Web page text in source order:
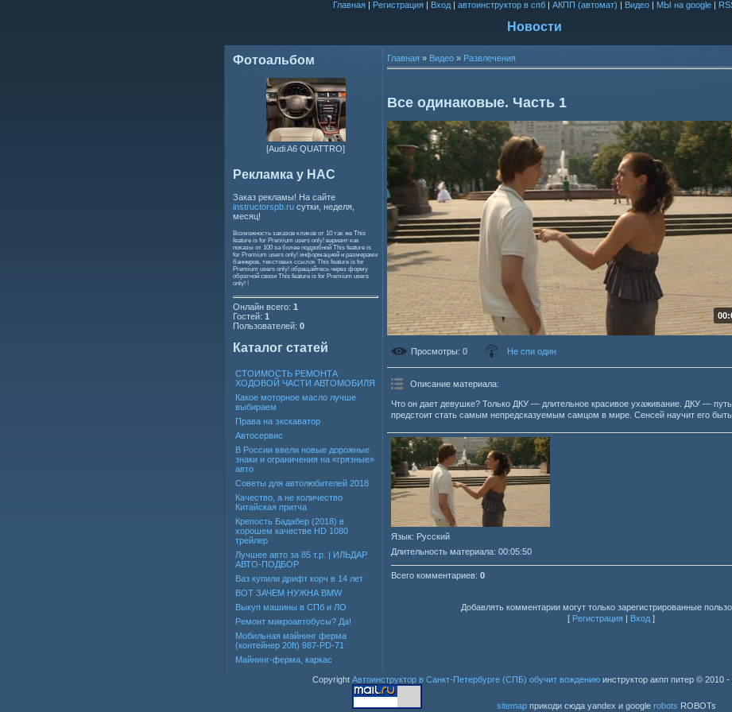
Главная| Регистрация| Вход| автоинструктор в спб| АКПП (автомат) | Видео| МЫ на google|
Новости
Фотоальбом
[Audi A6 QUATTRO]
Рекламка у НАС
Заказ рекламы! На сайте
instructorspb.ru сутки, неделя,
месяц!
Возможность заказов кликов от 10 так же This
feature is for Premium users only! вариант как
показы от 100 за более подробной This feature is
for Premium users only! информацией и размерами
баннеров, текстовых ссылок This feature is for
Premium users only! обращайтесь через форму
обратной связи This feature is for Premium users
only! !
Онлайн всего: 1
Гостей: 1
Пользователей: 0
Каталог статей
СТОИМОСТЬ РЕМОНТА
ХОДОВОЙ ЧАСТИ АВТОМОБИЛЯ
Какое моторное масло лучше
выбираем
Права на экскаватор
Автосервис
В России ввели новые дорожные
знаки и ограничения на «грязные»
авто
Советы для автолюбителей 2018
Качество, а не количество
Китайская притча
Крепость Бадабер (2018) в
хорошем качестве HD 1080
трейлер
Лучшее авто за 85 т.р. | ИЛЬДАР
АВТО-ПОДБОР
Ваз купили дрифт корч в 14 лет
ВОТ ЗАЧЕМ НУЖНА BMW
Выкуп машины в СПб и ЛО
Ремонт микроавтобусы? Да!
Мобильная майнинг ферма
(контейнер 20ft) 987-PD-71
Майнинг-ферма, каркас
Главная » Видео » Развлечения
Все одинаковые. Часть 1
Просмотры: 0 Не спи один
Описание материала:
Что он дает девушке? Только ДКУ — длительное красивое ухаживание. ДКУ —
предстоит стать самым непредсказуемым самцом в мире. Сенсей научит его
Язык: Русский
Длительность материала: 00:05:50
Всего комментариев: 0
Добавлять комментарии могут только зарегистрированные
[ Регистрация | Вход ]
Copyright Автоинструктор в Санкт-Петербурге (СПБ) обучит вождению инструктор акпп питер © 2010 -
sitemap прикоди сюда yandex и google robots ROBOTs